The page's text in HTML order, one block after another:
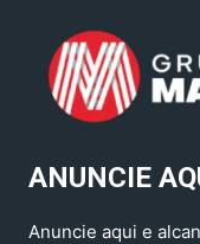
ANUNCIE
Anuncie aqui e